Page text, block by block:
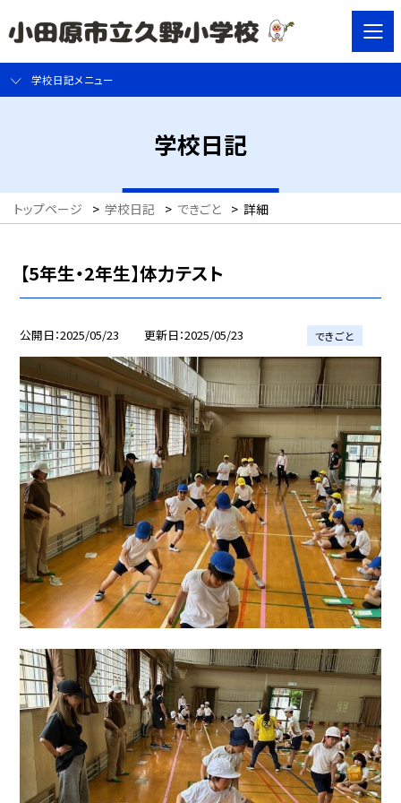
学校日記メニュー
学校日記
トップページ > 学校日記 > できごと > 詳細
【5年生・2年生】体力テスト
公開日 2025/05/23 更新日 2025/05/23 できごと